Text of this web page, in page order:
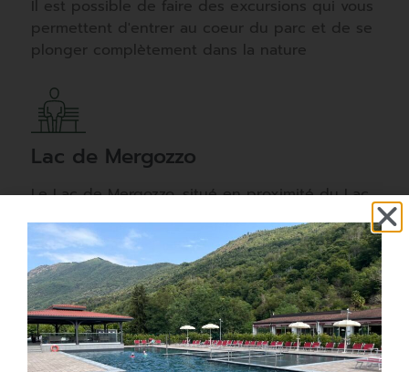
Il est possible de faire des excursions qui vous
permettent d'entrer au coeur du parc et de se
plonger complètement dans la nature
Lac de Mergozzo
Le Lac de Mergozzo, situé en proximité du Lac
Mont Rose, pour sa limpidité, il est classée
dans les trois premiers lacs les plus propres en
Europe